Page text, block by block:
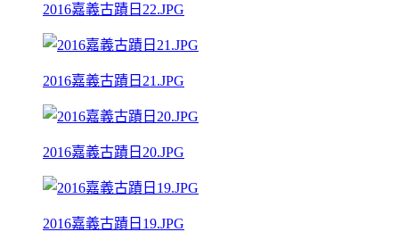
2016嘉義古蹟日22.JPG
2016嘉義古蹟日21.JPG
2016嘉義古蹟日20.JPG
2016嘉義古蹟日19.JPG